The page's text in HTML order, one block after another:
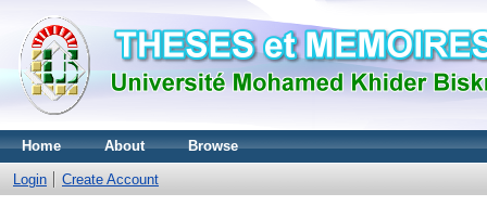
Home About Browse
Login Create Account